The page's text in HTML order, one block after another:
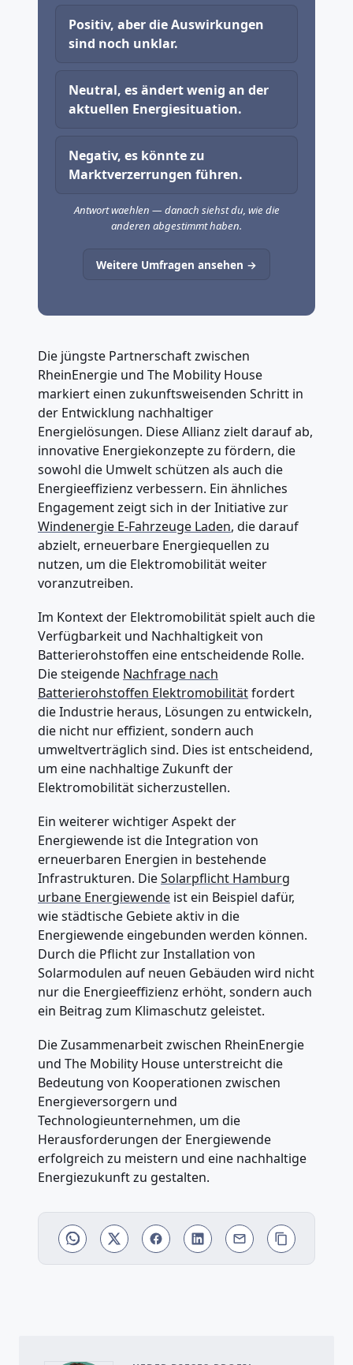
Positiv, aber die Auswirkungen
sind noch unklar.
Neutral, es ändert wenig an der
aktuellen Energiesituation.
Negativ, es könnte zu
Marktverzerrungen führen.
Antwort waehlen — danach siehst du, wie die
anderen abgestimmt haben.
Weitere Umfragen ansehen →
Die jüngste Partnerschaft zwischen
RheinEnergie und The Mobility House
markiert einen zukunftsweisenden Schritt in
der Entwicklung nachhaltiger
Energielösungen. Diese Allianz zielt darauf ab,
innovative Energiekonzepte zu fördern, die
sowohl die Umwelt schützen als auch die
Energieeffizienz verbessern. Ein ähnliches
Engagement zeigt sich in der Initiative zur
Windenergie E-Fahrzeuge Laden, die darauf
abzielt, erneuerbare Energiequellen zu
nutzen, um die Elektromobilität weiter
voranzutreiben.
Im Kontext der Elektromobilität spielt auch die
Verfügbarkeit und Nachhaltigkeit von
Batterierohstoffen eine entscheidende Rolle.
Die steigende Nachfrage nach
Batterierohstoffen Elektromobilitätfordert
die Industrie heraus, Lösungen zu entwickeln,
die nicht nur effizient, sondern auch
umweltverträglich sind. Dies ist entscheidend,
um eine nachhaltige Zukunft der
Elektromobilität sicherzustellen.
Ein weiterer wichtiger Aspekt der
Energiewende ist die Integration von
erneuerbaren Energien in bestehende
Infrastrukturen. DieSolarpflicht Hamburg
urbane Energiewende ist ein Beispiel dafür,
wie städtische Gebiete aktiv in die
Energiewende eingebunden werden können.
Durch die Pflicht zur Installation von
Solarmodulen auf neuen Gebäuden wird nicht
nur die Energieeffizienz erhöht, sondern auch
ein Beitrag zum Klimaschutz geleistet.
Die Zusammenarbeit zwischen RheinEnergie
und The Mobility House unterstreicht die
Bedeutung von Kooperationen zwischen
Energieversorgern und
Technologieunternehmen, um die
Herausforderungen der Energiewende
erfolgreich zu meistern und eine nachhaltige
Energiezukunft zu gestalten.